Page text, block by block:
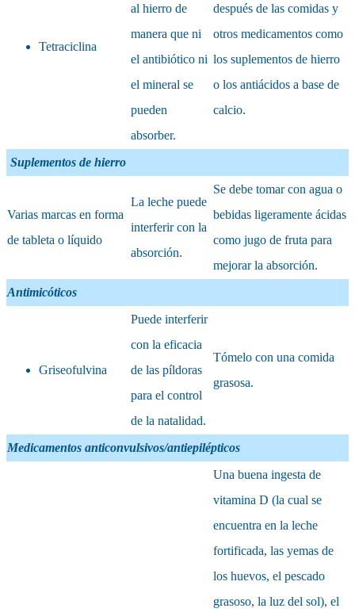
Tetraciclina
al hierro de
manera que ni
el antibiótico ni
el mineral se
pueden
absorber.
después de las comidas y
otros medicamentos como
los suplementos de hierro
o los antiácidos a base de
calcio.
Suplementos de hierro
Varias marcas en forma
de tableta o líquido
La leche puede
interferir con la
absorción.
Se debe tomar con agua o
bebidas ligeramente ácidas
como jugo de fruta para
mejorar la absorción.
Antimicóticos
Griseofulvina
Puede interferir
con la eficacia
de las píldoras
para el control
de la natalidad.
Tómelo con una comida
grasosa.
Medicamentos anticonvulsivos/antiepilépticos
Una buena ingesta de
vitamina D (la cual se
encuentra en la leche
fortificada, las yemas de
los huevos, el pescado
grasoso, la luz del sol), el